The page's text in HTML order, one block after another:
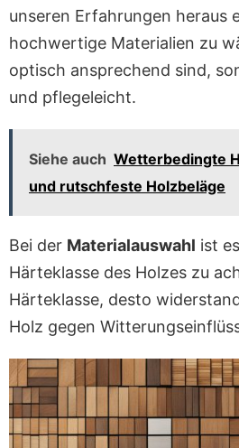
unseren Erfahrungen heraus
hochwertige Materialien zu
optisch ansprechend sind,
und pflegeleicht.
Siehe auch Wetterbedingte
und rutschfeste Holzbeläge
Bei der Materialauswahl ist
Härteklasse des Holzes zu
Härteklasse, desto
Holz gegen